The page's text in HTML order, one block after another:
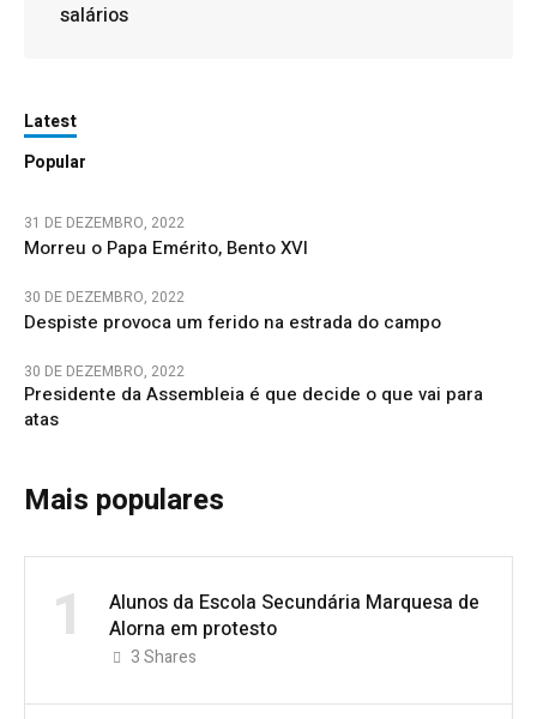
salários
Latest
Popular
31 DE DEZEMBRO, 2022
Morreu o Papa Emérito, Bento XVI
30 DE DEZEMBRO, 2022
Despiste provoca um ferido na estrada do campo
30 DE DEZEMBRO, 2022
Presidente da Assembleia é que decide o que vai para
atas
Mais populares
1
Alunos da Escola Secundária Marquesa de
Alorna em protesto
3Shares